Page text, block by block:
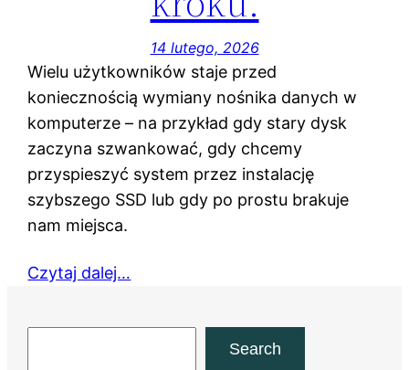
14 lutego, 2026
Wielu użytkowników staje przed
koniecznością wymiany nośnika danych w
komputerze – na przykład gdy stary dysk
zaczyna szwankować, gdy chcemy
przyspieszyć system przez instalację
szybszego SSD lub gdy po prostu brakuje
nam miejsca.
Czytaj dalej…
Search